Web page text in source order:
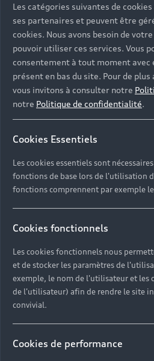
Une gamme
d’occasion
carburant
En parallèle de nos véhicules
d’occasion, nos Partenaires
gamme complète de modèles
laNouvelle Audi Q5 e-hybrid
Nouvelle A5 Avant e-hybrid
,
de 100 km d’autonomie en
vous permettent ainsi de
consommation d’essence
vous recharger. Leur
recharge durant la conduite.
Découvrez les
Les catégories suivantes de
ses partenaires et peuvent être
cookies. Nous avons besoin de
pouvoir utiliser ces services. Vous
consentement à tout moment
présent en bas du site. Pour de
vous invitons à consulter notre
notre Politique de confidentialité.
Cookies Essentiels
Les cookies essentiels sont
fonctions de base lors de l'utilisation
fonctions comprennent par exemple
Cookies fonctionnels
Les cookies fonctionnels nous
et de stocker les paramètres de
exemple, le nom de l'utilisateur et les
de l'utilisateur) afin de rendre le site
convivial.
Cookies de performance